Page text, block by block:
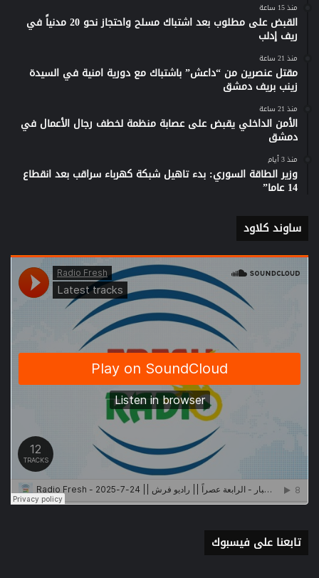
منذ 15 ساعة
القبض على مطلوب بعد اشتباك مسلح واحتجاز نحو 20 مدنياً في
ريف إدلب
منذ 21 ساعة
مقتل عنصرين من “داعش” باشتباك مع دورية امنية في السيدة
زينب بريف دمشق
منذ 21 ساعة
الأمن الداخلي يقبض على عصابة منظمة لخطف رجال الأعمال في
دمشق
منذ 3 أيام
وزير الطاقة السوري: بدء تاهيل شبكة كهرباء سراقب بعد انقطاع
14 عاما”
ساوند كلاود
تابعنا على فيسبوك